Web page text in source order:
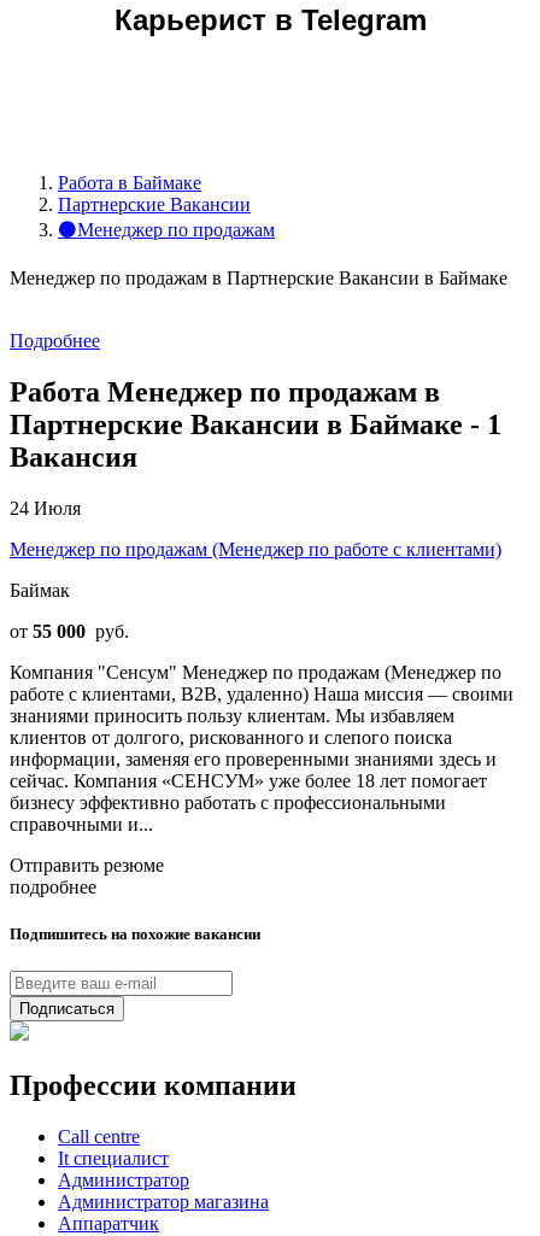
Карьерист в Telegram
Работа в Баймаке
Партнерские Вакансии
⚫Менеджер по продажам
Менеджер по продажам в Партнерские Вакансии в Баймаке
Подробнее
Работа Менеджер по продажам в
Партнерские Вакансии в Баймаке - 1
Вакансия
24 Июля
Менеджер по продажам (Менеджер по работе с клиентами)
Баймак
от 55 000 руб.
Компания "Сенсум" Менеджер по продажам (Менеджер по
работе с клиентами, B2B, удаленно) Наша миссия — своими
знаниями приносить пользу клиентам. Мы избавляем
клиентов от долгого, рискованного и слепого поиска
информации, заменяя его проверенными знаниями здесь и
сейчас. Компания «СЕНСУМ» уже более 18 лет помогает
бизнесу эффективно работать с профессиональными
справочными и...
Отправить резюме
подробнее
Подпишитесь на похожие вакансии
Подписаться
Профессии компании
Call centre
It специалист
Администратор
Администратор магазина
Аппаратчик